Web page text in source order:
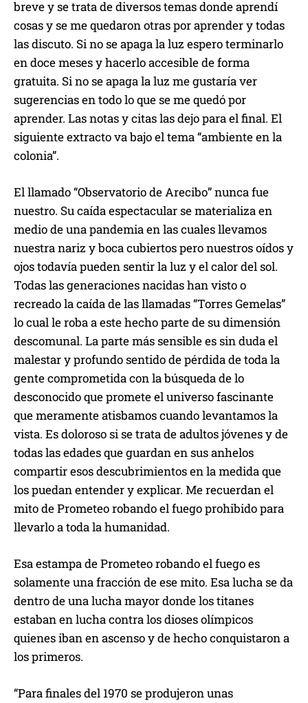
breve y se trata de diversos temas donde aprendí
cosas y se me quedaron otras por aprender y todas
las discuto. Si no se apaga la luz espero terminarlo
en doce meses y hacerlo accesible de forma
gratuita. Si no se apaga la luz me gustaría ver
sugerencias en todo lo que se me quedó por
aprender. Las notas y citas las dejo para el final. El
siguiente extracto va bajo el tema “ambiente en la
colonia”.
El llamado “Observatorio de Arecibo” nunca fue
nuestro. Su caída espectacular se materializa en
medio de una pandemia en las cuales llevamos
nuestra nariz y boca cubiertos pero nuestros oídos y
ojos todavía pueden sentir la luz y el calor del sol.
Todas las generaciones nacidas han visto o
recreado la caída de las llamadas “Torres Gemelas”
lo cual le roba a este hecho parte de su dimensión
descomunal. La parte más sensible es sin duda el
malestar y profundo sentido de pérdida de toda la
gente comprometida con la búsqueda de lo
desconocido que promete el universo fascinante
que meramente atisbamos cuando levantamos la
vista. Es doloroso si se trata de adultos jóvenes y de
todas las edades que guardan en sus anhelos
compartir esos descubrimientos en la medida que
los puedan entender y explicar. Me recuerdan el
mito de Prometeo robando el fuego prohibido para
llevarlo a toda la humanidad.
Esa estampa de Prometeo robando el fuego es
solamente una fracción de ese mito. Esa lucha se da
dentro de una lucha mayor donde los titanes
estaban en lucha contra los dioses olímpicos
quienes iban en ascenso y de hecho conquistaron a
los primeros.
“Para finales del 1970 se produjeron unas